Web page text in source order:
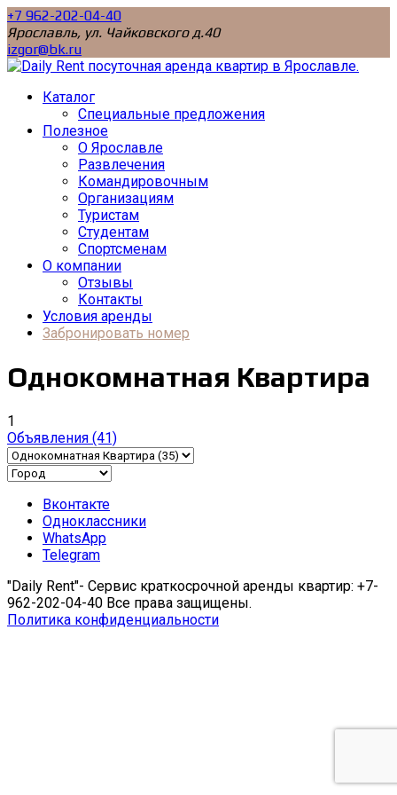
+7 962-202-04-40
Ярославль, ул. Чайковского д.40
izgor@bk.ru
Каталог
Специальные предложения
Полезное
О Ярославле
Развлечения
Командировочным
Организациям
Туристам
Студентам
Спортсменам
О компании
Отзывы
Контакты
Условия аренды
Забронировать номер
Однокомнатная Квартира
1
Объявления (41)
Вконтакте
Одноклассники
WhatsApp
Telegram
"Daily Rent"- Сервис краткосрочной аренды квартир: +7-
962-202-04-40 Все права защищены.
Политика конфиденциальности